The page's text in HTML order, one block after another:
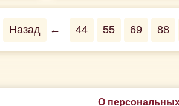
Назад ← 44 55 69 88
О